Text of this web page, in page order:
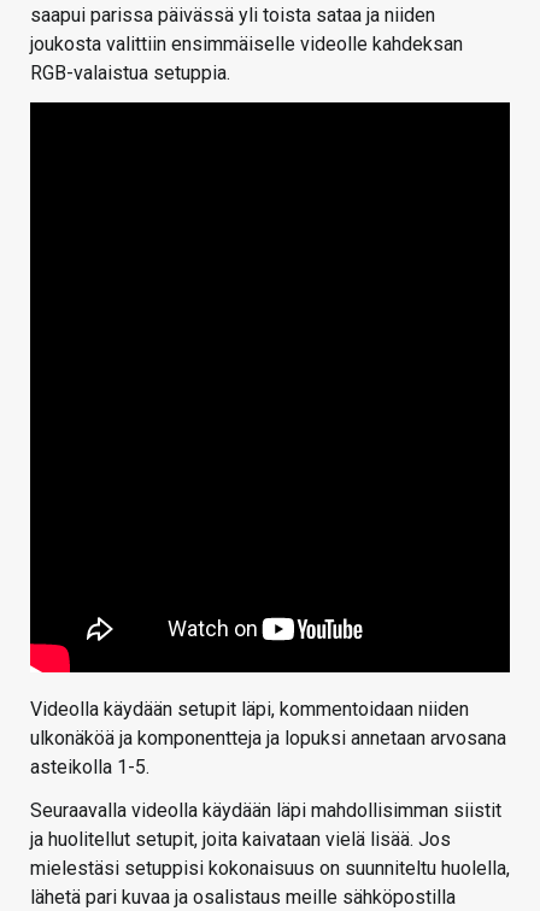
saapui parissa päivässä yli toista sataa ja niiden
joukosta valittiin ensimmäiselle videolle kahdeksan
RGB-valaistua setuppia.
Videolla käydään setupit läpi, kommentoidaan niiden
ulkonäköä ja komponentteja ja lopuksi annetaan arvosana
asteikolla 1-5.
Seuraavalla videolla käydään läpi mahdollisimman siistit
ja huolitellut setupit, joita kaivataan vielä lisää. Jos
mielestäsi setuppisi kokonaisuus on suunniteltu huolella,
lähetä pari kuvaa ja osalistaus meille sähköpostilla